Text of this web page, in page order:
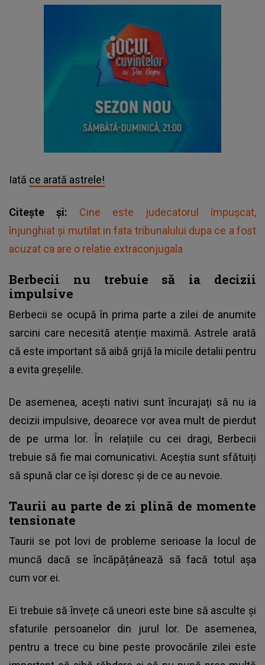
Iată ce arată astrele!
Citește și: Cine este judecatorul împușcat,
înjunghiat și mutilat in fata tribunalului dupa ce a fost
acuzat ca are o relatie extraconjugala
Berbecii nu trebuie să ia decizii
impulsive
Berbecii se ocupă în prima parte a zilei de anumite
sarcini care necesită atenție maximă. Astrele arată
că este important să aibă grijă la micile detalii pentru
a evita greșelile.
De asemenea, acești nativi sunt încurajați să nu ia
decizii impulsive, deoarece vor avea mult de pierdut
de pe urma lor. În relațiile cu cei dragi, Berbecii
trebuie să fie mai comunicativi. Aceștia sunt sfătuiți
să spună clar ce își doresc și de ce au nevoie.
Taurii au parte de zi plină de momente
tensionate
Taurii se pot lovi de probleme serioase la locul de
muncă dacă se încăpățânează să facă totul așa
cum vor ei.
Ei trebuie să învețe că uneori este bine să asculte și
sfaturile persoanelor din jurul lor. De asemenea,
pentru a trece cu bine peste provocările zilei este